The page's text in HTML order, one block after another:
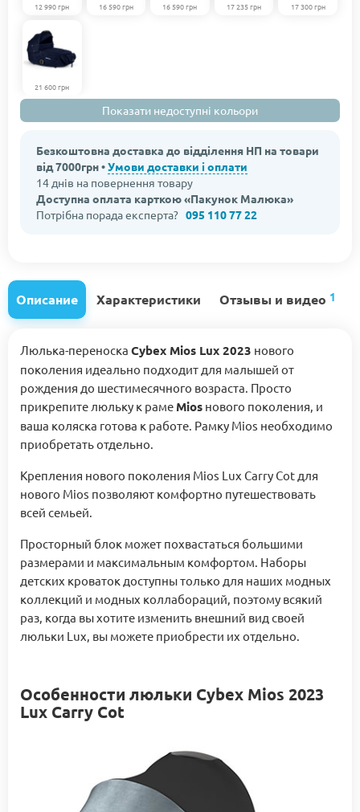
12 990 грн 16 590 грн 16 590 грн 17 235 грн 17 300 грн
21 600 грн
Показати недоступні кольори
Безкоштовна доставка до відділення НП на товари
від 7000грн •Умови доставки і оплати
14 днів на повернення товару
Доступна оплата карткою «Пакунок Малюка»
Потрібна порада експерта? 095 110 77 22
Описание Характеристики Отзывы и видео 1
Люлька-переноска Cybex Mios Lux 2023 нового
поколения идеально подходит для малышей от
рождения до шестимесячного возраста. Просто
прикрепите люльку к раме Mios нового поколения, и
ваша коляска готова к работе. Рамку Mios необходимо
приобретать отдельно.
Крепления нового поколения Mios Lux Carry Cot для
нового Mios позволяют комфортно путешествовать
всей семьей.
Просторный блок может похвастаться большими
размерами и максимальным комфортом. Наборы
детских кроваток доступны только для наших модных
коллекций и модных коллабораций, поэтому всякий
раз, когда вы хотите изменить внешний вид своей
люльки Lux, вы можете приобрести их отдельно.
Особенности люльки Cybex Mios 2023
Lux Carry Cot